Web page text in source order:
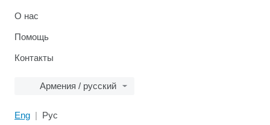
О нас
Помощь
Контакты
Армения / русский
Eng Рус